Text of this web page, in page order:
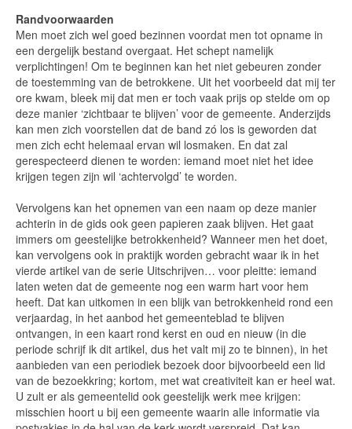
Randvoorwaarden
Men moet zich wel goed bezinnen voordat men tot opname in
een dergelijk bestand overgaat. Het schept namelijk
verplichtingen! Om te beginnen kan het niet gebeuren zonder
de toestemming van de betrokkene. Uit het voorbeeld dat mij ter
ore kwam, bleek mij dat men er toch vaak prijs op stelde om op
deze manier ‘zichtbaar te blijven’ voor de gemeente. Anderzijds
kan men zich voorstellen dat de band zó los is geworden dat
men zich echt helemaal ervan wil losmaken. En dat zal
gerespecteerd dienen te worden: iemand moet niet het idee
krijgen tegen zijn wil ‘achtervolgd’ te worden.
Vervolgens kan het opnemen van een naam op deze manier
achterin in de gids ook geen papieren zaak blijven. Het gaat
immers om geestelijke betrokkenheid? Wanneer men het doet,
kan vervolgens ook in praktijk worden gebracht waar ik in het
vierde artikel van de serie Uitschrijven… voor pleitte: iemand
laten weten dat de gemeente nog een warm hart voor hem
heeft. Dat kan uitkomen in een blijk van betrokkenheid rond een
verjaardag, in het aanbod het gemeenteblad te blijven
ontvangen, in een kaart rond kerst en oud en nieuw (in die
periode schrijf ik dit artikel, dus het valt mij zo te binnen), in het
aanbieden van een periodiek bezoek door bijvoorbeeld een lid
van de bezoekkring; kortom, met wat creativiteit kan er heel wat.
U zult er als gemeentelid ook geestelijk werk mee krijgen:
misschien hoort u bij een gemeente waarin alle informatie via